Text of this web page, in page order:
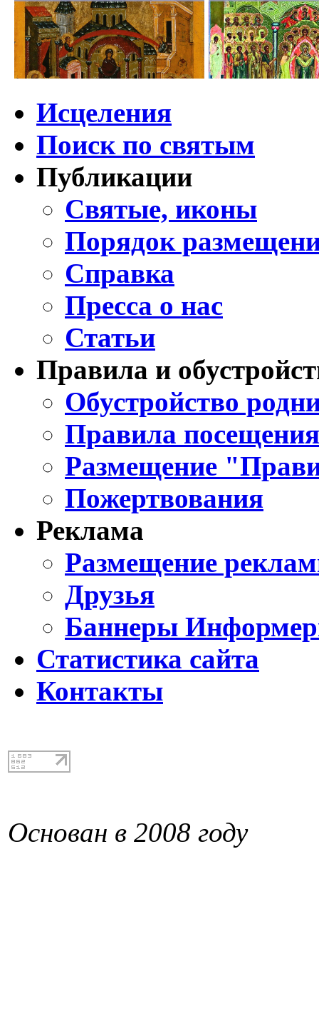
Исцеления
Поиск по святым
Публикации
Святые, иконы
Порядок
Справка
Пресса о нас
Статьи
Правила и
Обустройство
Правила
Размещение
Пожертвования
Реклама
Размещение
Друзья
Баннеры
Статистика сайта
Контакты
Основан в 2008 году